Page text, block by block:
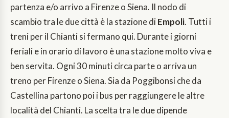
partenza e/o arrivo a Firenze o Siena. Il nodo di
scambio tra le due città è la stazione diEmpoli. Tutti i
treni per il Chianti si fermano qui. Durante i giorni
feriali e in orario di lavoro è una stazione molto viva e
ben servita. Ogni 30 minuti circa parte o arriva un
treno per Firenze o Siena. Sia da Poggibonsi che da
Castellina partono poi i bus per raggiungere le altre
località del Chianti. La scelta tra le due dipende